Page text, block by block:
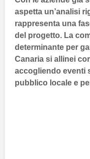
aspetta un’analisi
rappresenta una
del progetto. La
determinante per
Canaria si allinei
accogliendo eventi
pubblico locale e